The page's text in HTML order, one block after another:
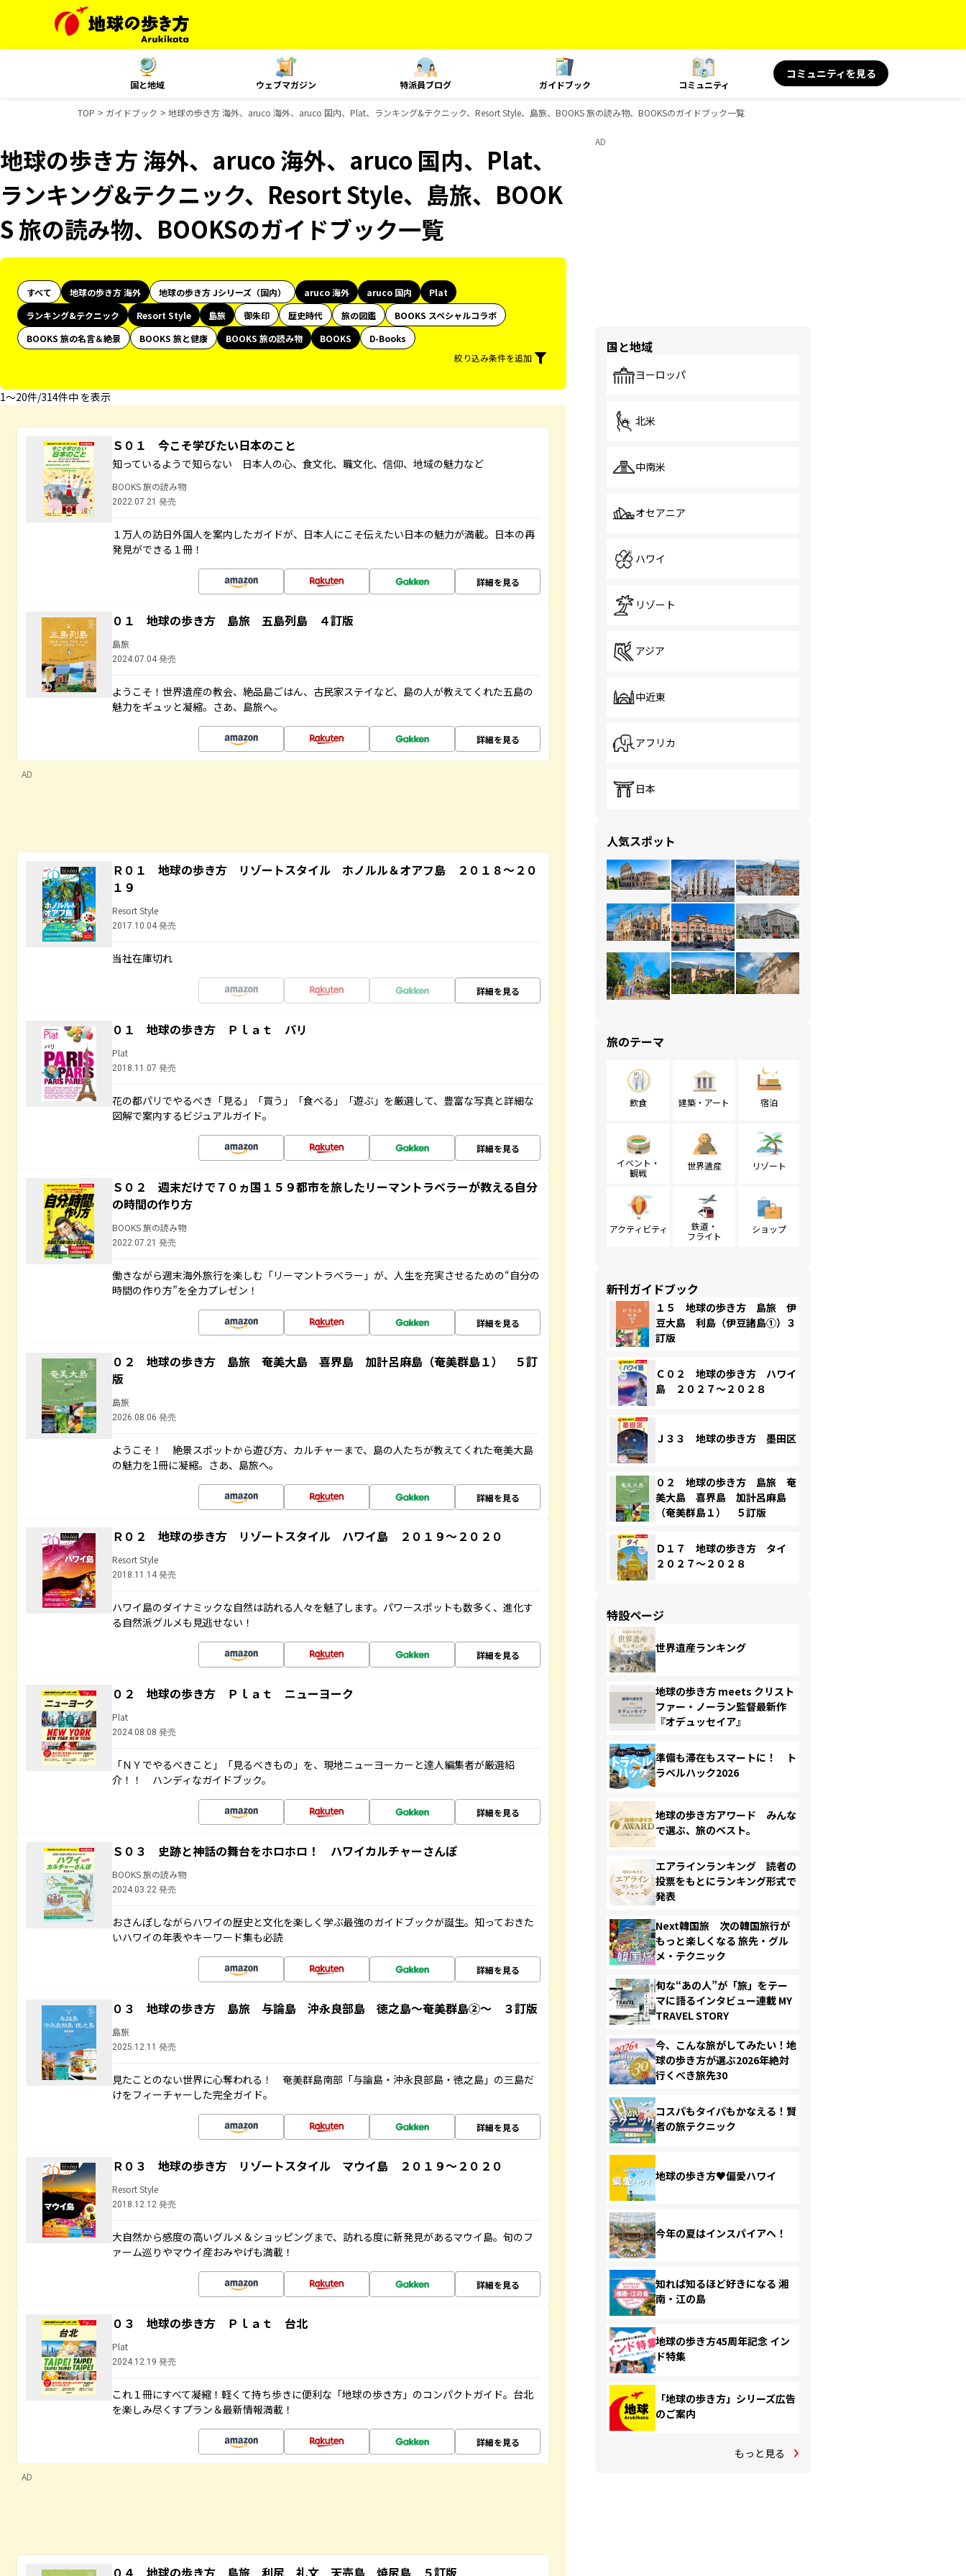
国と地域 ウェブマガジン 特派員ブログ ガイドブック コミュニティ
コミュニティを見る
TOP ガイドブック 地球の歩き方 海外、aruco 海外、aruco 国内、Plat、ランキング&テクニック、Resort Style、島旅、BOOKS 旅の読み物、BOOKSのガイドブック一覧
地球の歩き方 海外、aruco 海外、aruco 国内、Plat、
ランキング&テクニック、Resort Style、島旅、BOOK
S 旅の読み物、BOOKSのガイドブック一覧
すべて 地球の歩き方 海外 地球の歩き方 Jシリーズ（国内） aruco 海外 aruco 国内
Plat
ランキング&テクニック
Resort Style 島旅 御朱印 歴史時代 旅の図鑑
BOOKS スペシャルコラボ
BOOKS 旅の名言＆絶景
BOOKS 旅と健康 BOOKS 旅の読み物 BOOKS
D-Books
絞り込み条件を追加
1〜20件/314件中 を表示
Ｓ０１ 今こそ学びたい日本のこと
知っているようで知らない 日本人の心、食文化、職文化、信仰、地域の魅力など
BOOKS 旅の読み物
2022.07.21 発売
１万人の訪日外国人を案内したガイドが、日本人にこそ伝えたい日本の魅力が満載。日本の再
発見ができる１冊！
詳細を見る
０１ 地球の歩き方 島旅 五島列島 ４訂版
島旅
2024.07.04 発売
ようこそ！世界遺産の教会、絶品島ごはん、古民家ステイなど、島の人が教えてくれた五島の
魅力をギュッと凝縮。さあ、島旅へ。
詳細を見る
AD
Ｒ０１ 地球の歩き方 リゾートスタイル ホノルル＆オアフ島 ２０１８～２０
１９
Resort Style
2017.10.04 発売
当社在庫切れ
詳細を見る
０１ 地球の歩き方 Ｐｌａｔ パリ
Plat
2018.11.07 発売
花の都パリでやるべき「見る」「買う」「食べる」「遊ぶ」を厳選して、豊富な写真と詳細な
図解で案内するビジュアルガイド。
詳細を見る
Ｓ０２ 週末だけで７０ヵ国１５９都市を旅したリーマントラベラーが教える自分
の時間の作り方
BOOKS 旅の読み物
2022.07.21 発売
働きながら週末海外旅行を楽しむ「リーマントラベラー」が、人生を充実させるための“自分の
時間の作り方”を全力プレゼン！
詳細を見る
０２ 地球の歩き方 島旅 奄美大島 喜界島 加計呂麻島（奄美群島１） ５訂
版
島旅
2026.08.06 発売
ようこそ！ 絶景スポットから遊び方、カルチャーまで、島の人たちが教えてくれた奄美大島
の魅力を1冊に凝縮。さあ、島旅へ。
詳細を見る
Ｒ０２ 地球の歩き方 リゾートスタイル ハワイ島 ２０１９～２０２０
Resort Style
2018.11.14 発売
ハワイ島のダイナミックな自然は訪れる人々を魅了します。パワースポットも数多く、進化す
る自然派グルメも見逃せない！
詳細を見る
０２ 地球の歩き方 Ｐｌａｔ ニューヨーク
Plat
2024.08.08 発売
「ＮＹでやるべきこと」「見るべきもの」を、現地ニューヨーカーと達人編集者が厳選紹
介！！ ハンディなガイドブック。
詳細を見る
Ｓ０３ 史跡と神話の舞台をホロホロ！ ハワイカルチャーさんぽ
BOOKS 旅の読み物
2024.03.22 発売
おさんぽしながらハワイの歴史と文化を楽しく学ぶ最強のガイドブックが誕生。知っておきた
いハワイの年表やキーワード集も必読
詳細を見る
０３ 地球の歩き方 島旅 与論島 沖永良部島 徳之島～奄美群島②～ ３訂版
島旅
2025.12.11 発売
見たことのない世界に心奪われる！ 奄美群島南部「与論島・沖永良部島・徳之島」の三島だ
けをフィーチャーした完全ガイド。
詳細を見る
Ｒ０３ 地球の歩き方 リゾートスタイル マウイ島 ２０１９～２０２０
Resort Style
2018.12.12 発売
大自然から感度の高いグルメ＆ショッピングまで、訪れる度に新発見があるマウイ島。旬のフ
ァーム巡りやマウイ産おみやげも満載！
詳細を見る
０３ 地球の歩き方 Ｐｌａｔ 台北
Plat
2024.12.19 発売
これ１冊にすべて凝縮！軽くて持ち歩きに便利な「地球の歩き方」のコンパクトガイド。台北
を楽しみ尽くすプラン＆最新情報満載！
詳細を見る
AD
０４ 地球の歩き方 島旅 利尻 礼文 天売島 焼尻島 ５訂版
AD
国と地域
ヨーロッパ
北米
中南米
オセアニア
ハワイ
リゾート
アジア
中近東
アフリカ
日本
人気スポット
旅のテーマ
飲食 建築・アート 宿泊
イベント・
観戦
世界遺産 リゾート
アクティビティ
鉄道・
フライト
ショップ
新刊ガイドブック
１５ 地球の歩き方 島旅 伊
豆大島 利島（伊豆諸島①）３
訂版
Ｃ０２ 地球の歩き方 ハワイ
島 ２０２７～２０２８
Ｊ３３ 地球の歩き方 墨田区
０２ 地球の歩き方 島旅 奄
美大島 喜界島 加計呂麻島
（奄美群島１） ５訂版
Ｄ１７ 地球の歩き方 タイ
２０２７～２０２８
特設ページ
世界遺産ランキング
地球の歩き方 meets クリスト
ファー・ノーラン監督最新作
『オデュッセイア』
準備も滞在もスマートに！ ト
ラベルハック2026
地球の歩き方アワード みんな
で選ぶ、旅のベスト。
エアラインランキング 読者の
投票をもとにランキング形式で
発表
Next韓国旅 次の韓国旅行が
もっと楽しくなる 旅先・グル
メ・テクニック
旬な“あの人”が「旅」をテー
マに語るインタビュー連載 MY
TRAVEL STORY
今、こんな旅がしてみたい！地
球の歩き方が選ぶ2026年絶対
行くべき旅先30
コスパもタイパもかなえる！賢
者の旅テクニック
地球の歩き方♥偏愛ハワイ
今年の夏はインスパイアへ！
知れば知るほど好きになる 湘
南・江の島
地球の歩き方45周年記念 イン
ド特集
「地球の歩き方」シリーズ広告
のご案内
もっと見る